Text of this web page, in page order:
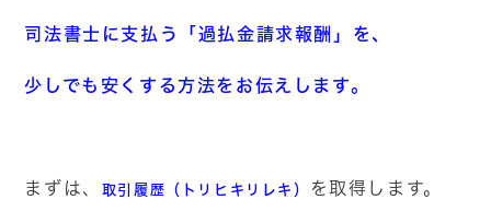
司法書士に支払う「過払金請求報酬」を、
少しでも安くする方法をお伝えします。
まずは、 取引履歴（トリヒキリレキ） を取得します。